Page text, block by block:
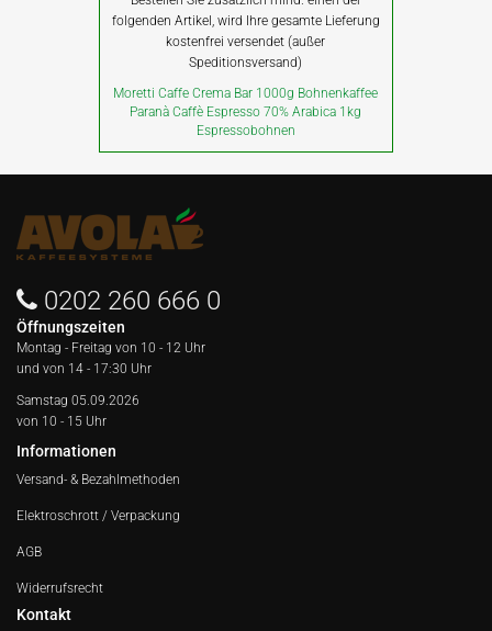
folgenden Artikel, wird Ihre gesamte Lieferung
kostenfrei versendet (außer
Speditionsversand)
Moretti Caffe Crema Bar 1000g Bohnenkaffee
Paranà Caffè Espresso 70% Arabica 1kg
Espressobohnen
0202 260 666 0
Öffnungszeiten
Montag - Freitag von 10 - 12 Uhr
und von 14 - 17:30 Uhr
Samstag 05.09.2026
von 10 - 15 Uhr
Informationen
Versand- & Bezahlmethoden
Elektroschrott / Verpackung
AGB
Widerrufsrecht
Kontakt